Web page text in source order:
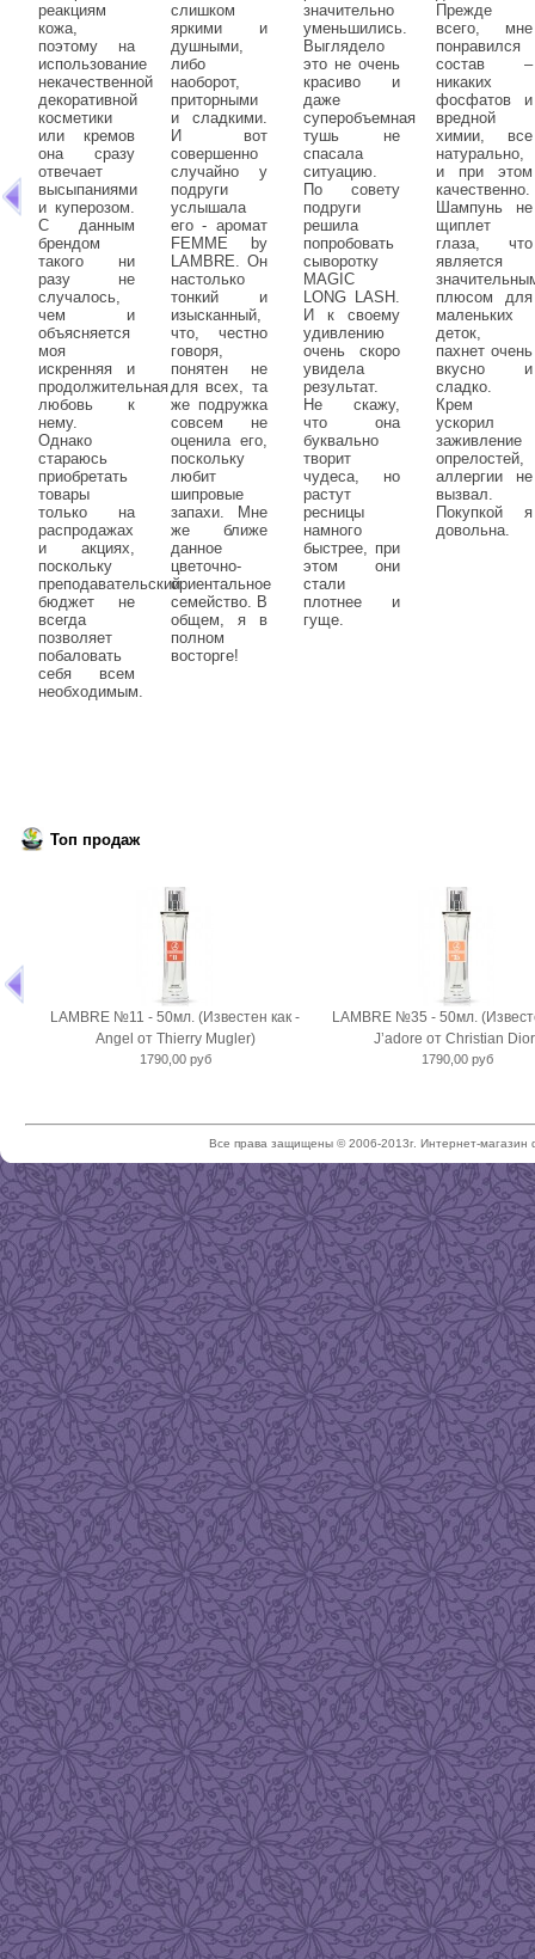
реакциям
кожа,
поэтому на
использование
некачественной
декоративной
косметики
или кремов
она сразу
отвечает
высыпаниями
и куперозом.
С данным
брендом
такого ни
разу не
случалось,
чем и
объясняется
моя
искренняя и
продолжительная
любовь к
нему.
Однако
стараюсь
приобретать
товары
только на
распродажах
и акциях,
поскольку
преподавательский
бюджет не
всегда
позволяет
побаловать
себя всем
необходимым.
слишком
яркими и
душными,
либо
наоборот,
приторными
и сладкими.
И вот
совершенно
случайно у
подруги
услышала
его - аромат
FEMME by
LAMBRE. Он
настолько
тонкий и
изысканный,
что, честно
говоря,
понятен не
для всех, та
же подружка
совсем не
оценила его,
поскольку
любит
шипровые
запахи. Мне
же ближе
данное
цветочно-
ориентальное
семейство. В
общем, я в
полном
восторге!
значительно
уменьшились.
Выглядело
это не очень
красиво и
даже
суперобъемная
тушь не
спасала
ситуацию.
По совету
подруги
решила
попробовать
сыворотку
MAGIC
LONG LASH.
И к своему
удивлению
очень скоро
увидела
результат.
Не скажу,
что она
буквально
творит
чудеса, но
растут
ресницы
намного
быстрее, при
этом они
стали
плотнее и
гуще.
Прежде
всего, мне
понравился
состав –
никаких
фосфатов и
вредной
химии, все
натурально,
и при этом
качественно.
Шампунь не
щиплет
глаза, что
является
плюсом для
маленьких
деток,
пахнет очень
вкусно и
сладко.
Крем
ускорил
заживление
опрелостей,
аллергии не
вызвал.
Покупкой я
довольна.
Топ продаж
LAMBRE №11 - 50мл. (Известен как -
Angel от Thierry Mugler)
1790,00 руб
LAMBRE №35 - 50мл.
J’adore от Christian
1790,00 руб
Все права защищены © 2006-2013г. Интернет-магазин